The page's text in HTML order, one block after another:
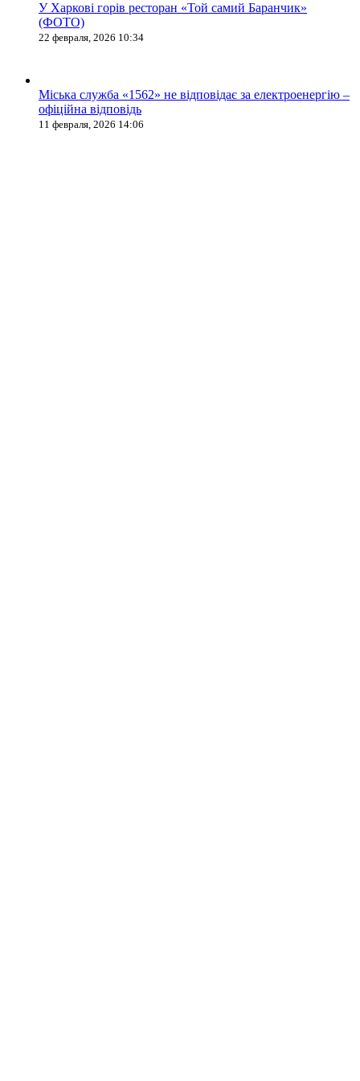
У Харкові горів ресторан «Той самий Баранчик»
(ФОТО)
22 февраля, 2026 10:34
Міська служба «1562» не відповідає за електроенергію –
офіційна відповідь
11 февраля, 2026 14:06